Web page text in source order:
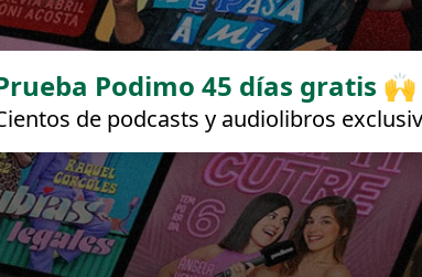
Podimo 45 días gratis 🙌
de podcasts y audiolibros